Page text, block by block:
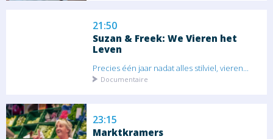
21:50
Suzan & Freek: We Vieren het
Leven
Precies één jaar nadat alles stilviel, vieren...
Documentaire
23:15
Marktkramers